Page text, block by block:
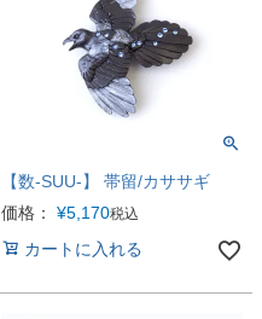
【数-SUU-】 帯留/カササギ
価格：
¥5,170税込
カートに入れる